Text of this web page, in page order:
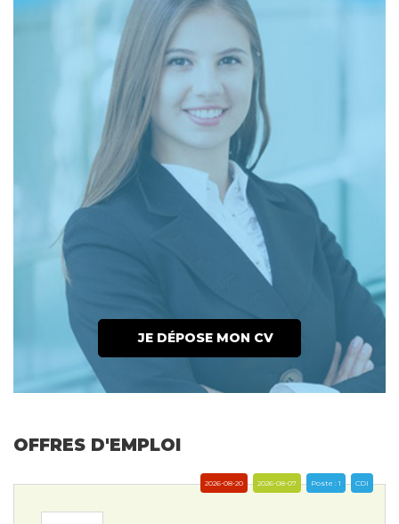
JE DÉPOSE MON CV
OFFRES D'EMPLOI
CDI
Poste : 1
2026-08-07
2026-08-20